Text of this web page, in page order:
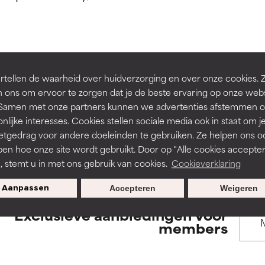
de waarheid over huidverzorging en over onze cookies.
ons om ervoor te zorgen dat je de beste ervaring op onze
met onze partners kunnen we advertenties afstemmen
interesses. Cookies stellen sociale media ook in staat om je
voor andere doeleinden te gebruiken. Ze helpen ons
hoe onze site wordt gebruikt. Door op "Alle cookies
stemt u in met ons gebruik van cookies. Cookieverklaring
Aanpassen Weigeren
Accepteren
BACK TO SEARCH
to assess ingredients in this dictionary. Regulations
irriterend maar kan esthetische, stabiliteits- of andere
is aanwezig. Het risico wordt vergroot als het gecombineerd
ingrediënten.
droogheid, enz. veroorzaken. Kan in sommige gevallen
het algemeen is bewezen dat het meer kwaad dan goed doet.
irriterend maar kan esthetische, stabiliteits- of andere
is aanwezig. Het risico wordt vergroot als het gecombineerd
ingrediënten.
droogheid, enz. veroorzaken. Kan in sommige gevallen
het algemeen is bewezen dat het meer kwaad dan goed doet.
Exclusieve aanbiedingen voor
members